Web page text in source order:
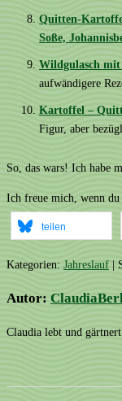
Quitten-
Soße,
Wildgulasch
aufwändigere
Kartoffel –
Figur, aber
So, das wars! Ich habe
Ich freue mich, wenn
teilen
Kategorien: Jahreslauf |
Autor:
Claudia lebt und